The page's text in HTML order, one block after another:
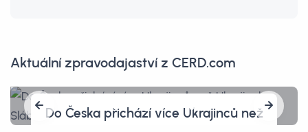
Aktuální zpravodajaství z CERD.com
Amerika, země svobody? Občanovi